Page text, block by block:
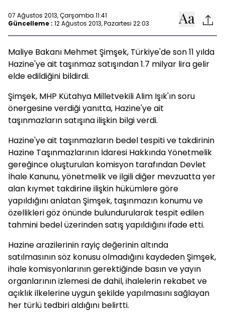
07 Ağustos 2013, Çarşamba 11:41
Güncelleme : 12 Ağustos 2013, Pazartesi 22:03
Maliye Bakanı Mehmet Şimşek, Türkiye'de son 11 yılda
Hazine'ye ait taşınmaz satışından 1.7 milyar lira gelir
elde edildiğini bildirdi.
Şimşek, MHP Kütahya Milletvekili Alim Işık'ın soru
önergesine verdiği yanıtta, Hazine'ye ait
taşınmazların satışına ilişkin bilgi verdi.
Hazine'ye ait taşınmazların bedel tespiti ve takdirinin
Hazine Taşınmazlarının İdaresi Hakkında Yönetmelik
gereğince oluşturulan komisyon tarafından Devlet
İhale Kanunu, yönetmelik ve ilgili diğer mevzuatta yer
alan kıymet takdirine ilişkin hükümlere göre
yapıldığını anlatan Şimşek, taşınmazın konumu ve
özellikleri göz önünde bulundurularak tespit edilen
tahmini bedel üzerinden satış yapıldığını ifade etti.
Hazine arazilerinin rayiç değerinin altında
satılmasının söz konusu olmadığını kaydeden Şimşek,
ihale komisyonlarının gerektiğinde basın ve yayın
organlarının izlemesi de dahil, ihalelerin rekabet ve
açıklık ilkelerine uygun şekilde yapılmasını sağlayan
her türlü tedbiri aldığını belirtti.